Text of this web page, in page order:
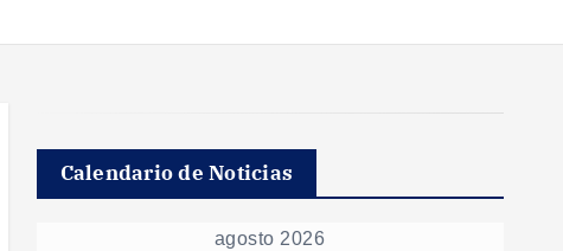
Calendario de Noticias
agosto 2026